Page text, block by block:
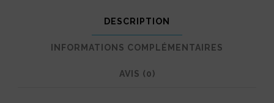
DESCRIPTION
INFORMATIONS COMPLÉMENTAIRES
AVIS (0)